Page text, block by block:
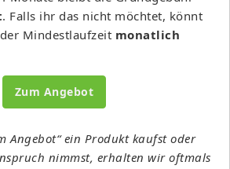
. Falls ihr das nicht möchtet, könnt
Mindestlaufzeit monatlich
Zum Angebot
Angebot“ ein Produkt kaufst oder
nimmst, erhalten wir oftmals